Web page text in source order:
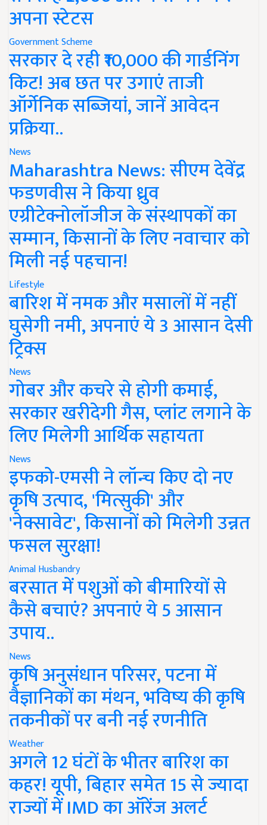
अपना स्टेटस
Government Scheme
सरकार दे रही ₹10,000 की गार्डनिंग
किट! अब छत पर उगाएं ताजी
ऑर्गेनिक सब्जियां, जानें आवेदन
प्रक्रिया..
News
Maharashtra News: सीएम देवेंद्र
फडणवीस ने किया ध्रुव
एग्रीटेक्नोलॉजीज के संस्थापकों का
सम्मान, किसानों के लिए नवाचार को
मिली नई पहचान!
Lifestyle
बारिश में नमक और मसालों में नहीं
घुसेगी नमी, अपनाएं ये 3 आसान देसी
ट्रिक्स
News
गोबर और कचरे से होगी कमाई,
सरकार खरीदेगी गैस, प्लांट लगाने के
लिए मिलेगी आर्थिक सहायता
News
इफको-एमसी ने लॉन्च किए दो नए
कृषि उत्पाद, 'मित्सुकी' और
'नेक्सावेट', किसानों को मिलेगी उन्नत
फसल सुरक्षा!
Animal Husbandry
बरसात में पशुओं को बीमारियों से
कैसे बचाएं? अपनाएं ये 5 आसान
उपाय..
News
कृषि अनुसंधान परिसर, पटना में
वैज्ञानिकों का मंथन, भविष्य की कृषि
तकनीकों पर बनी नई रणनीति
Weather
अगले 12 घंटों के भीतर बारिश का
कहर! यूपी, बिहार समेत 15 से ज्यादा
राज्यों में IMD का ऑरेंज अलर्ट